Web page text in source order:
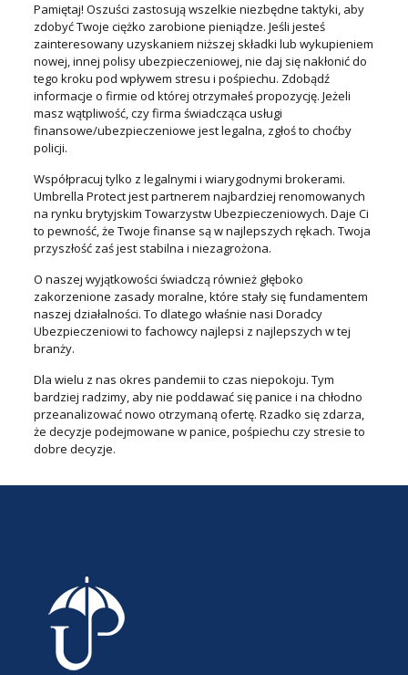
Pamiętaj! Oszuści zastosują wszelkie niezbędne taktyki, aby
zdobyć Twoje ciężko zarobione pieniądze. Jeśli jesteś
zainteresowany uzyskaniem niższej składki lub wykupieniem
nowej, innej polisy ubezpieczeniowej, nie daj się nakłonić do
tego kroku pod wpływem stresu i pośpiechu. Zdobądź
informacje o firmie od której otrzymałeś propozycję. Jeżeli
masz wątpliwość, czy firma świadcząca usługi
finansowe/ubezpieczeniowe jest legalna, zgłoś to choćby
policji.
Współpracuj tylko z legalnymi i wiarygodnymi brokerami.
Umbrella Protect jest partnerem najbardziej renomowanych
na rynku brytyjskim Towarzystw Ubezpieczeniowych. Daje Ci
to pewność, że Twoje finanse są w najlepszych rękach. Twoja
przyszłość zaś jest stabilna i niezagrożona.
O naszej wyjątkowości świadczą również głęboko
zakorzenione zasady moralne, które stały się fundamentem
naszej działalności. To dlatego właśnie nasi Doradcy
Ubezpieczeniowi to fachowcy najlepsi z najlepszych w tej
branży.
Dla wielu z nas okres pandemii to czas niepokoju. Tym
bardziej radzimy, aby nie poddawać się panice i na chłodno
przeanalizować nowo otrzymaną ofertę. Rzadko się zdarza,
że decyzje podejmowane w panice, pośpiechu czy stresie to
dobre decyzje.